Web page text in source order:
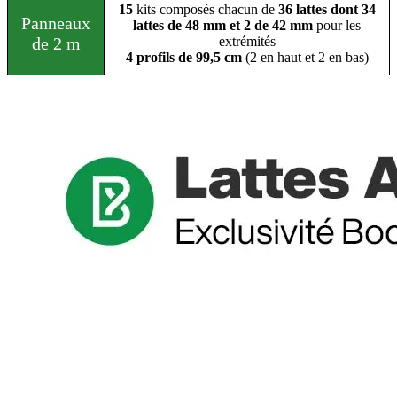
Panneaux
de 2 m
15kits composés chacun de 36 lattes dont 34
lattes de 48 mm et 2 de 42 mm pour les
extrémités
4 profils de 99,5 cm(2 en haut et 2 en bas)